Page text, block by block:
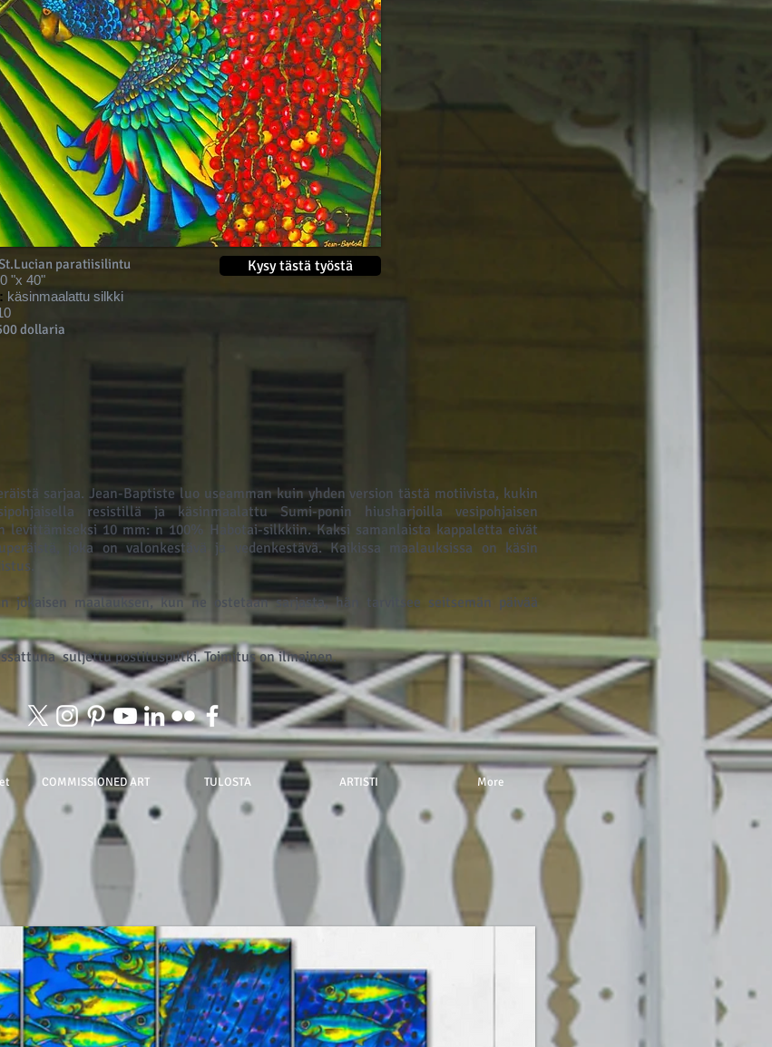
paratiisilintu
"x 40"
käsinmaalattu silkki
dollaria
Kysy tästä työstä
sarjaa. Jean-Baptiste luo useamman kuin yhden version tästä motiivista, kukin
resistillä ja käsinmaalattu Sumi-ponin hiusharjoilla vesipohjaisen
levittämiseksi 10 mm: n 100% Habotai-silkkiin. Kaksi samanlaista kappaletta eivät
joka on valonkestävä ja vedenkestävä. Kaikissa maalauksissa on käsin
jokaisen maalauksen, kun ne ostetaan sarjasta, hän tarvitsee seitsemän päivää
suljettu postitusputki. Toimitus on ilmainen.
COMMISSIONED ART TULOSTA ARTISTI More